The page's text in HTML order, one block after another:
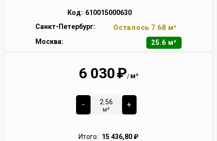
Код: 610015000630
Санкт-Петербург:
Осталось 7.68 м²
Москва:
25.6 м²
6 030₽/ м²
-
м²
+
Итого: 15 436,80₽